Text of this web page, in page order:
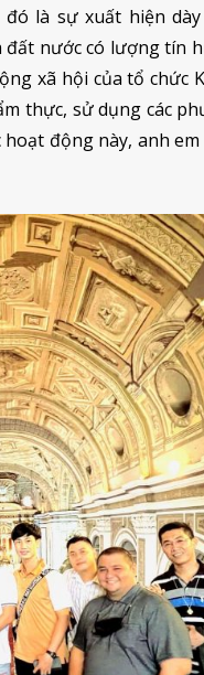
là sự xuất hiện dày
nước có lượng tín
xã hội của tổ chức
thực, sử dụng các
động này, anh